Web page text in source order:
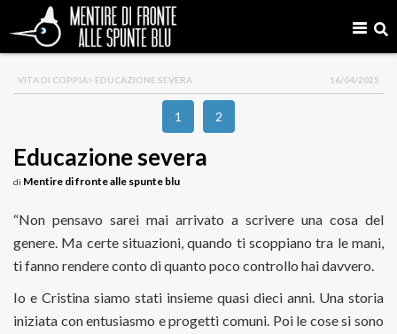
VITA DI COPPIA> EDUCAZIONE SEVERA 16/04/2025
1 2
Educazione severa
di Mentire di fronte alle spunte blu
“Non pensavo sarei mai arrivato a scrivere una cosa del
genere. Ma certe situazioni, quando ti scoppiano tra le mani,
ti fanno rendere conto di quanto poco controllo hai davvero.
Io e Cristina siamo stati insieme quasi dieci anni. Una storia
iniziata con entusiasmo e progetti comuni. Poi le cose si sono